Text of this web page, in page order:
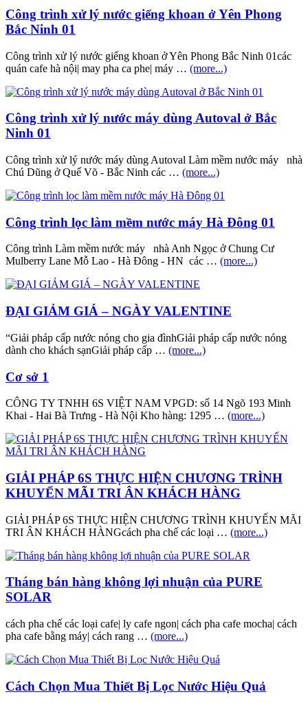
Công trình xử lý nước giếng khoan ở Yên Phong
Bắc Ninh 01
Công trình xử lý nước giếng khoan ở Yên Phong Bắc Ninh 01các
quán cafe hà nội| may pha ca phe| máy … (more...)
Công trình xử lý nước máy dùng Autoval ở Bắc
Ninh 01
Công trình xử lý nước máy dùng Autoval Làm mềm nước máy nhà
Chú Dũng ở Quế Võ - Bắc Ninh các … (more...)
Công trình lọc làm mềm nước máy Hà Đông 01
Công trình Làm mềm nước máy nhà Anh Ngọc ở Chung Cư
Mulberry Lane Mỗ Lao - Hà Đông - HN các … (more...)
ĐẠI GIẢM GIÁ – NGÀY VALENTINE
“Giải pháp cấp nước nóng cho gia đìnhGiải pháp cấp nước nóng
dành cho khách sạnGiải pháp cấp … (more...)
Cơ sở 1
CÔNG TY TNHH 6S VIỆT NAM VPGD: số 14 Ngõ 193 Minh
Khai - Hai Bà Trưng - Hà Nội Kho hàng: 1295 … (more...)
GIẢI PHÁP 6S THỰC HIỆN CHƯƠNG TRÌNH
KHUYẾN MÃI TRI ÂN KHÁCH HÀNG
GIẢI PHÁP 6S THỰC HIỆN CHƯƠNG TRÌNH KHUYẾN MÃI
TRI ÂN KHÁCH HÀNGcách pha chế các loại … (more...)
Tháng bán hàng không lợi nhuận của PURE
SOLAR
cách pha chế các loại cafe| ly cafe ngon| cách pha cafe mocha| cách
pha cafe bằng máy| cách rang … (more...)
Cách Chọn Mua Thiết Bị Lọc Nước Hiệu Quả